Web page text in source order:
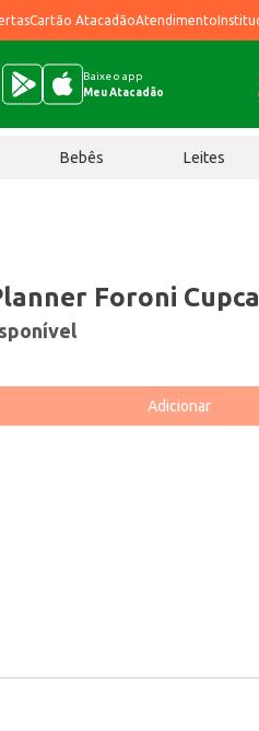
Cartão AtacadãoAtendimento
Baixe o app
Meu Atacadão
Bebês Leites
Foroni
Adicionar